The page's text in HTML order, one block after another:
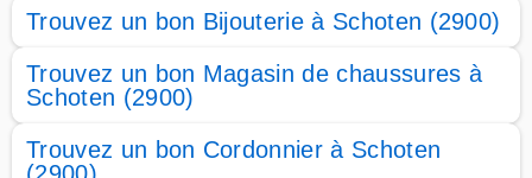
Trouvez un bon Bijouterie à Schoten (2900)
Trouvez un bon Magasin de chaussures à
Schoten (2900)
Trouvez un bon Cordonnier à Schoten